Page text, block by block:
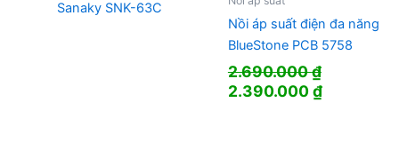
Sanaky SNK-63C
Nồi áp suất điện đa năng
BlueStone PCB 5758
2.690.000₫
Giá
2.390.000₫Giá